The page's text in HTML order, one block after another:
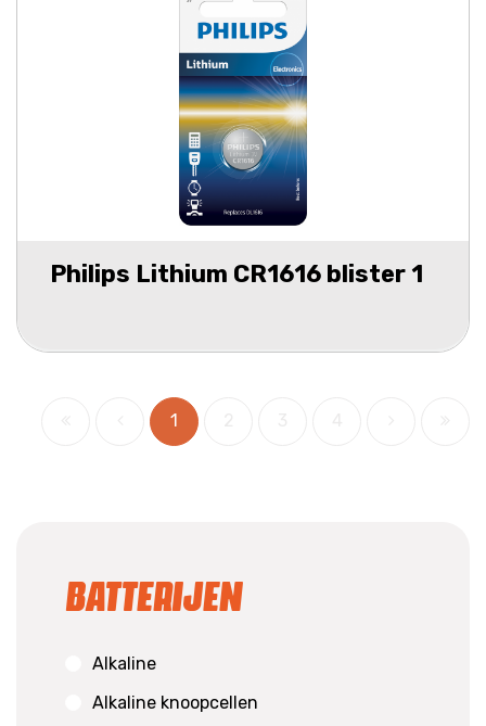
Philips Lithium CR1616 blister 1
1
Batterijen
Alkaline
Alkaline knoopcellen